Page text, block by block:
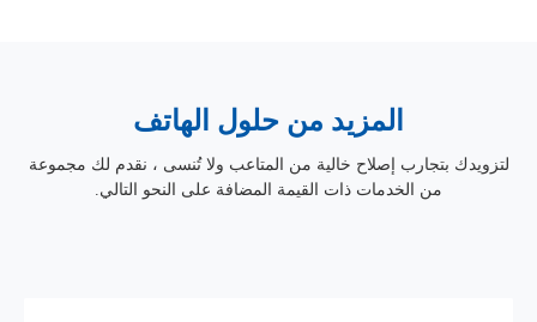
المزيد من حلول الهاتف
لتزويدك بتجارب إصلاح خالية من المتاعب ولا تُنسى ، نقدم لك مجموعة
من الخدمات ذات القيمة المضافة على النحو التالي.